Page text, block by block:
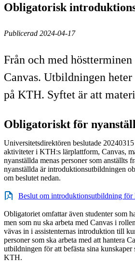
Obligatorisk
Publicerad 2024-04-17
Från och med
Canvas. Utbildningen
på KTH. Syftet är att
Obligatoriskt för
Universitetsdirektören beslutade
aktiviteter i KTH:s lärplattform, Canvas,
nyanställda menas personer som anställts
nyanställda är introduktionsutbildningen
om beslutet nedan.
Beslut om introduktionsutbildning
Obligatoriet omfattar även studenter som
men som nu ska arbeta med Canvas i
vävas in i assistenternas introduktion till
personer som ska arbeta med att hantera
utbildningen för att befästa sina
KTH.